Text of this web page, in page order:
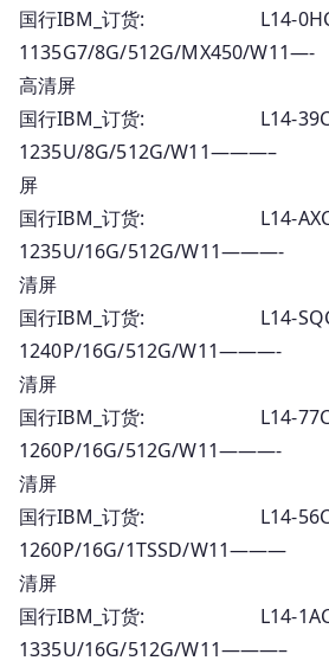
国行IBM_订货: L14-
1135G7/8G/512G/
高清屏
国行IBM_订货: L14-
1235U/8G/512G/
屏
国行IBM_订货: L14-
1235U/16G/512G/
清屏
国行IBM_订货: L14-
1240P/16G/512G/
清屏
国行IBM_订货: L14-
1260P/16G/512G/
清屏
国行IBM_订货: L14-
1260P/16G/1TSSD/
清屏
国行IBM_订货: L14-
1335U/16G/512G/